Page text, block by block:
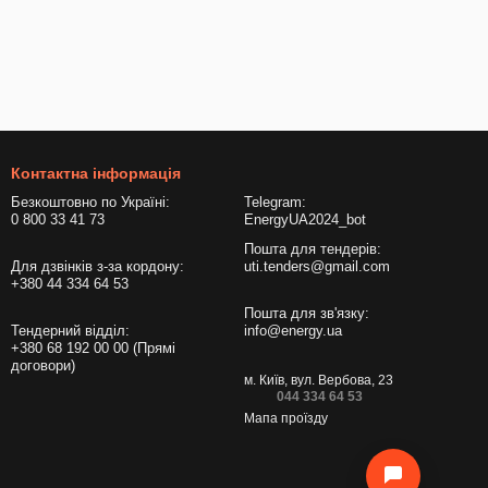
відповідатиме вашим завданням.
Контактна інформація
Безкоштовно по Україні:
0 800 33 41 73
Для дзвінків з-за кордону:
+380 44 334 64 53
Тендерний відділ:
+380 68 192 00 00 (Прямі
договори)
Telegram:
EnergyUA2024_bot
Пошта для тендерів:
uti.tenders@gmail.com
Пошта для зв'язку:
info@energy.ua
м. Київ, вул. Вербова, 23
044 334 64 53
Мапа проїзду